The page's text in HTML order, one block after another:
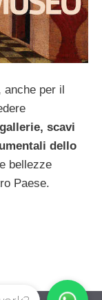
per il
scavi
dello
bellezze
Paese.